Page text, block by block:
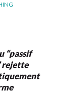
“passif
rejette